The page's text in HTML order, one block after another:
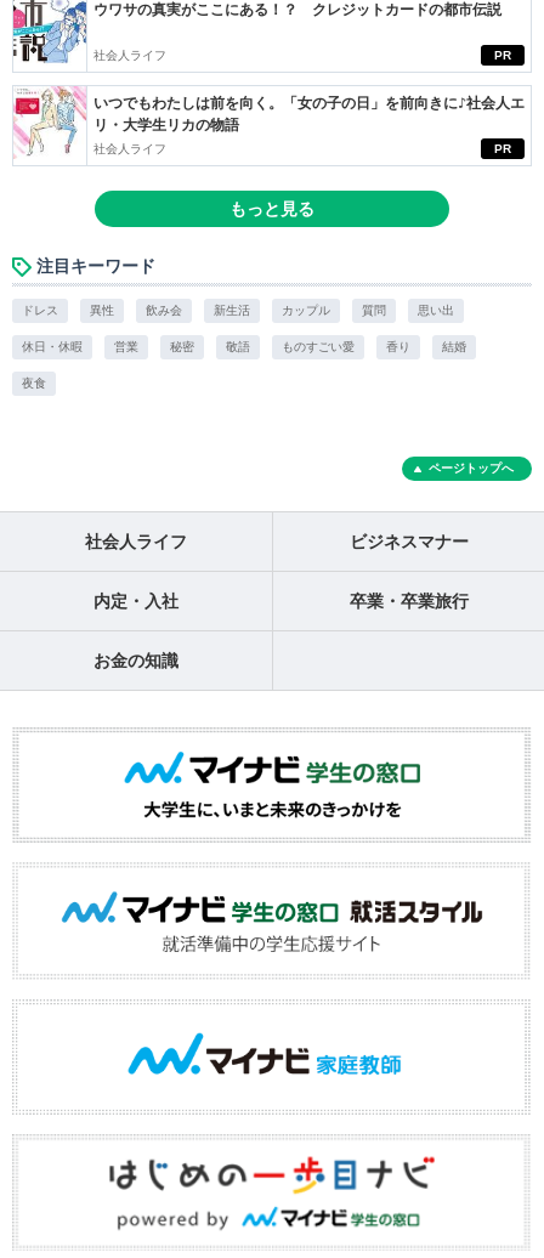
PR
ウワサの真実がここにある！？ クレジットカードの都市伝説
社会人ライフ
PR
いつでもわたしは前を向く。「女の子の日」を前向きに♪社会人エ
リ・大学生リカの物語
社会人ライフ
もっと見る
注目キーワード
ドレス 異性 飲み会 新生活 カップル 質問 思い出
休日・休暇 営業 秘密 敬語 ものすごい愛 香り 結婚
夜食
ページトップへ
社会人ライフ ビジネスマナー
内定・入社 卒業・卒業旅行
お金の知識